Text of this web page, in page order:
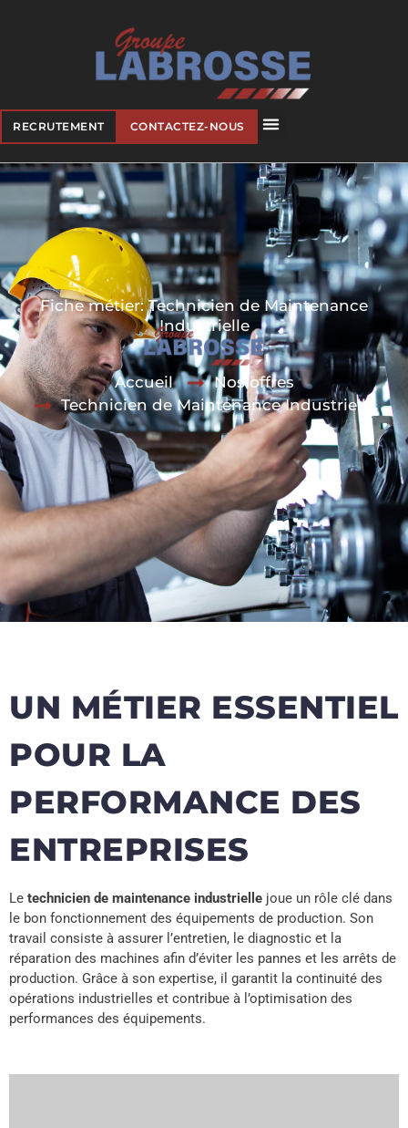
RECRUTEMENT CONTACTEZ-NOUS
Fiche métier: Technicien de Maintenance
Industrielle
Accueil
Nos offres
Technicien de Maintenance Industrielle
UN MÉTIER ESSENTIEL
POUR LA
PERFORMANCE DES
ENTREPRISES
Le technicien de maintenance industrielle joue un rôle clé dans
le bon fonctionnement des équipements de production. Son
travail consiste à assurer l’entretien, le diagnostic et la
réparation des machines afin d’éviter les pannes et les arrêts de
production. Grâce à son expertise, il garantit la continuité des
opérations industrielles et contribue à l’optimisation des
performances des équipements.